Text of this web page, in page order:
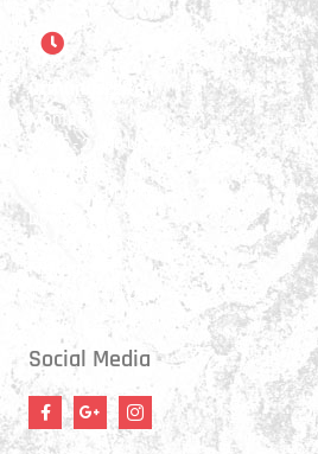
Öffnungszeiten
Montag:
17:15 - 21:00 Uhr
Mittwoch:
17:30 - 21:00 Uhr
Donnerstag:
17:15 - 18:45 Uhr
17:30 - 21:00 Uhr
Social Media